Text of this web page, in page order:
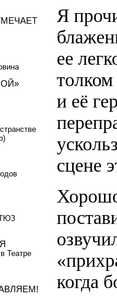
Я
ее
и её
сцене
когда
Театре